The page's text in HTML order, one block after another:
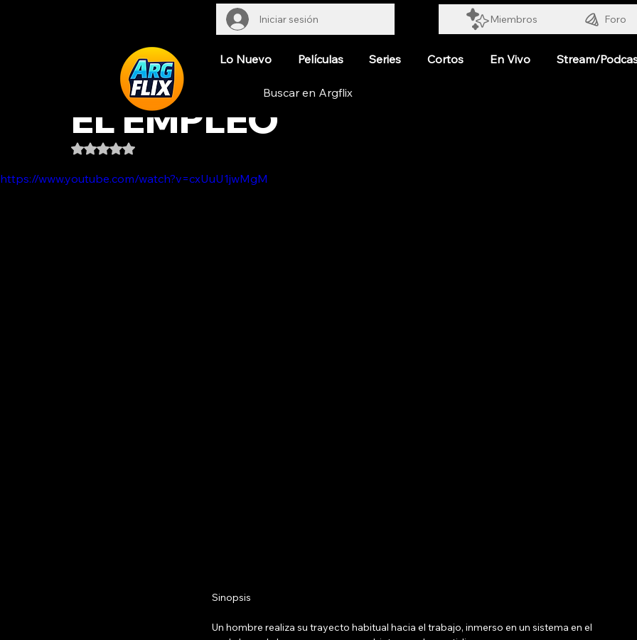
Iniciar sesión Miembros Foro
Lo Nuevo Películas Series Cortos En Vivo Stream/
EL EMPLEO
Obtuvo NaN de 5 estrellas.
https://www.youtube.com/watch?v=cxUuU1jwMgM
Sinopsis
Un hombre realiza su trayecto habitual hacia el trabajo, inmerso en un sistema en el